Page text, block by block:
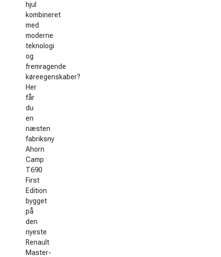
hjul
kombineret
med
moderne
teknologi
og
fremragende
køreegenskaber?
Her
får
du
en
næsten
fabriksny
Ahorn
Camp
T690
First
Edition
bygget
på
den
nyeste
Renault
Master-